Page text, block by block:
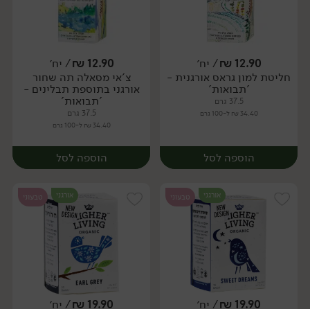
יח׳ יח׳
12.90
₪/ יח׳
חליטת למון גראס אורגנית -
'תבואות'
37.5 גרם
34.40 ₪ ל-100 גרם
הוספה לסל
12.90
₪/ יח׳
צ'אי מסאלה תה שחור
אורגני בתוספת תבלינים -
'תבואות'
37.5 גרם
34.40 ₪ ל-100 גרם
הוספה לסל
אורגני טבעוני
19.90
₪/ יח׳
אורגני טבעוני
19.90
₪/ יח׳